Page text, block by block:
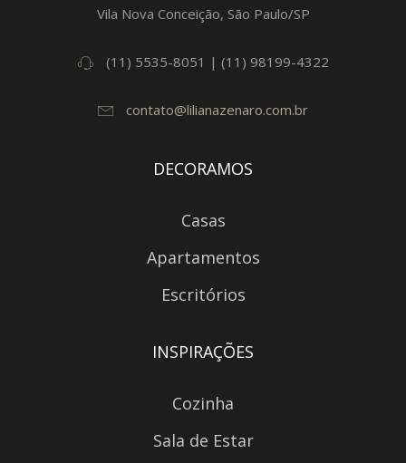
Vila Nova Conceição, São Paulo/SP
(11) 5535-8051 | (11) 98199-4322
contato@lilianazenaro.com.br
DECORAMOS
Casas
Apartamentos
Escritórios
INSPIRAÇÕES
Cozinha
Sala de Estar